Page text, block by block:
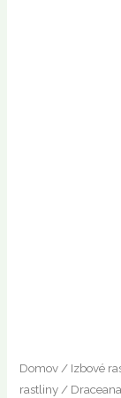
Domov/ Izbové
rastliny/ Draceana